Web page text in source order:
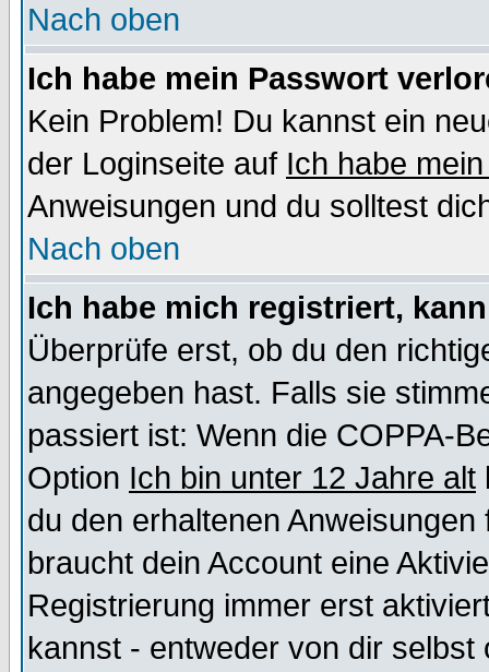
Nach oben
Ich habe mein Passwort
Kein Problem! Du kannst ein
der Loginseite auf Ich habe
Anweisungen und du solltest
Nach oben
Ich habe mich registriert,
Überprüfe erst, ob du den
angegeben hast. Falls sie
passiert ist: Wenn die COPPA-
Option Ich bin unter 12 Jahre alt
du den erhaltenen
braucht dein Account eine
Registrierung immer erst
kannst - entweder von dir selbst